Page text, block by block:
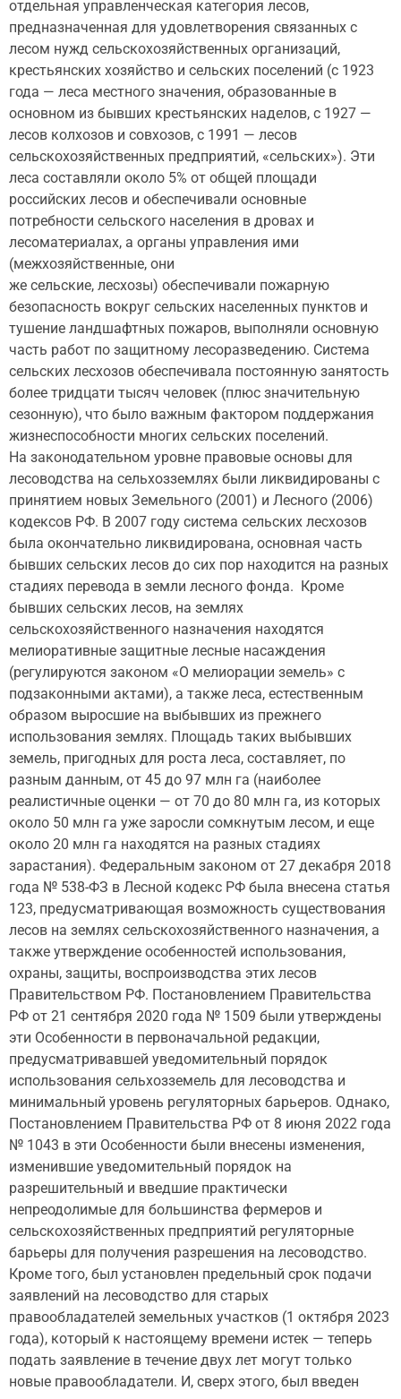
отдельная управленческая категория лесов,
предназначенная для удовлетворения связанных с
лесом нужд сельскохозяйственных организаций,
крестьянских хозяйство и сельских поселений (с 1923
года — леса местного значения, образованные в
основном из бывших крестьянских наделов, с 1927 —
лесов колхозов и совхозов, с 1991 — лесов
сельскохозяйственных предприятий, «сельских»). Эти
леса составляли около 5% от общей площади
российских лесов и обеспечивали основные
потребности сельского населения в дровах и
лесоматериалах, а органы управления ими
(межхозяйственные, они
же сельские, лесхозы) обеспечивали пожарную
безопасность вокруг сельских населенных пунктов и
тушение ландшафтных пожаров, выполняли основную
часть работ по защитному лесоразведению. Система
сельских лесхозов обеспечивала постоянную занятость
более тридцати тысяч человек (плюс значительную
сезонную), что было важным фактором поддержания
жизнеспособности многих сельских поселений.
На законодательном уровне правовые основы для
лесоводства на сельхозземлях были ликвидированы с
принятием новых Земельного (2001) и Лесного (2006)
кодексов РФ. В 2007 году система сельских лесхозов
была окончательно ликвидирована, основная часть
бывших сельских лесов до сих пор находится на разных
стадиях перевода в земли лесного фонда. Кроме
бывших сельских лесов, на землях
сельскохозяйственного назначения находятся
мелиоративные защитные лесные насаждения
(регулируются законом «О мелиорации земель» с
подзаконными актами), а также леса, естественным
образом выросшие на выбывших из прежнего
использования землях. Площадь таких выбывших
земель, пригодных для роста леса, составляет, по
разным данным, от 45 до 97 млн га (наиболее
реалистичные оценки — от 70 до 80 млн га, из которых
около 50 млн га уже заросли сомкнутым лесом, и еще
около 20 млн га находятся на разных стадиях
зарастания). Федеральным законом от 27 декабря 2018
года № 538-ФЗ в Лесной кодекс РФ была внесена статья
123, предусматривающая возможность существования
лесов на землях сельскохозяйственного назначения, а
также утверждение особенностей использования,
охраны, защиты, воспроизводства этих лесов
Правительством РФ. Постановлением Правительства
РФ от 21 сентября 2020 года № 1509 были утверждены
эти Особенности в первоначальной редакции,
предусматривавшей уведомительный порядок
использования сельхозземель для лесоводства и
минимальный уровень регуляторных барьеров. Однако,
Постановлением Правительства РФ от 8 июня 2022 года
№ 1043 в эти Особенности были внесены изменения,
изменившие уведомительный порядок на
разрешительный и введшие практически
непреодолимые для большинства фермеров и
сельскохозяйственных предприятий регуляторные
барьеры для получения разрешения на лесоводство.
Кроме того, был установлен предельный срок подачи
заявлений на лесоводство для старых
правообладателей земельных участков (1 октября 2023
года), который к настоящему времени истек — теперь
подать заявление в течение двух лет могут только
новые правообладатели. И, сверх этого, был введен